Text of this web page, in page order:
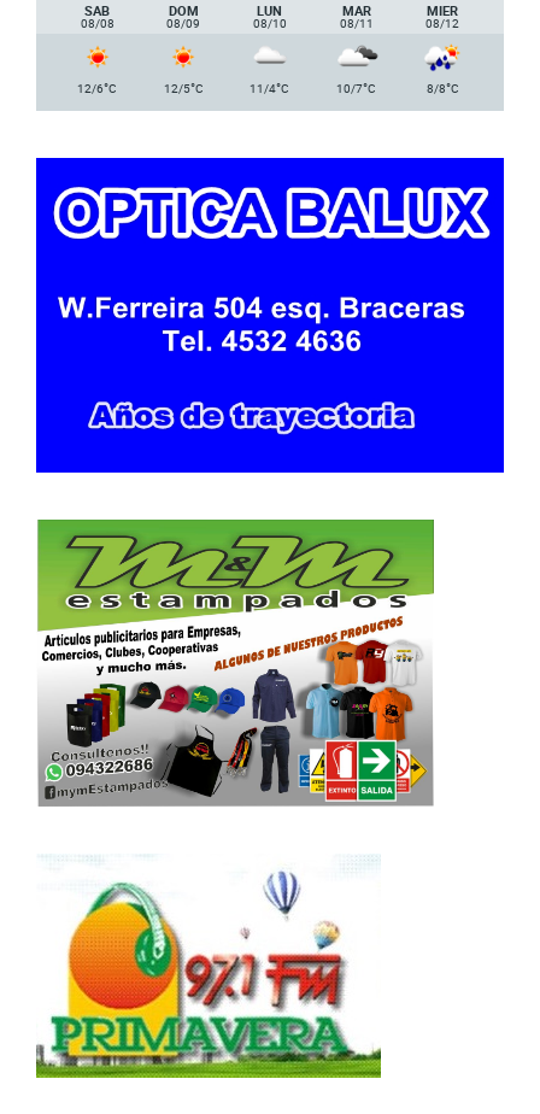
SAB
08/08
DOM
08/09
LUN
08/10
MAR
08/11
MIER
08/12
12/6°C 12/5°C 11/4°C 10/7°C 8/8°C